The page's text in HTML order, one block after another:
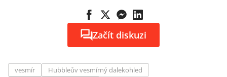
Začít diskuzi
vesmír
Hubbleův vesmírný dalekohled